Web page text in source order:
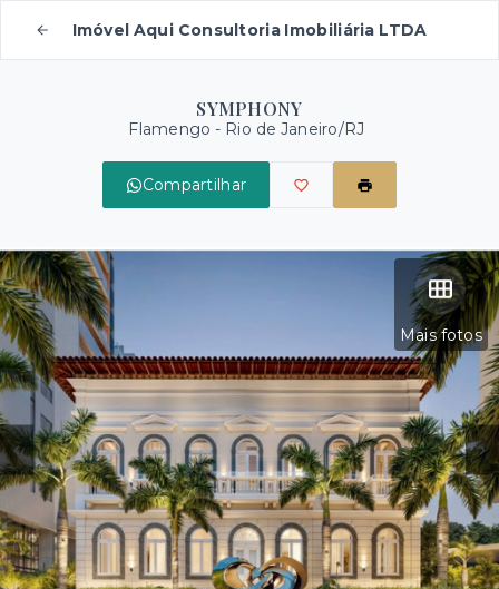
Imóvel Aqui Consultoria Imobiliária LTDA
SYMPHONY
Flamengo - Rio de Janeiro/RJ
Compartilhar
Mais fotos